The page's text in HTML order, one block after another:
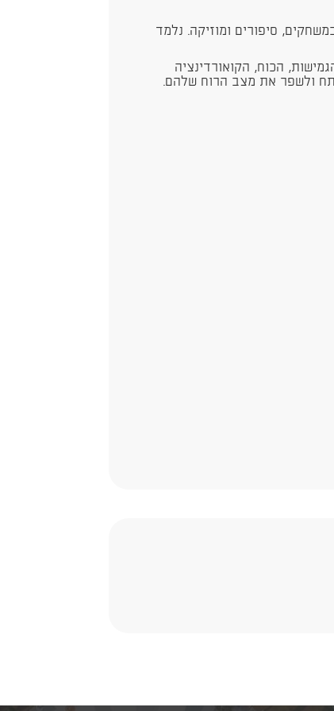
סיפורים ומוזיקה. נלמד
הכוח, הקואורדינציה
ולשפר את מצב הרוח שלהם.